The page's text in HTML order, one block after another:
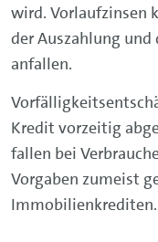
wird. Vorlaufzinsen
der Auszahlung
anfallen.
Kredit vorzeitig
fallen bei
Vorgaben zumeist
Immobilienkrediten.